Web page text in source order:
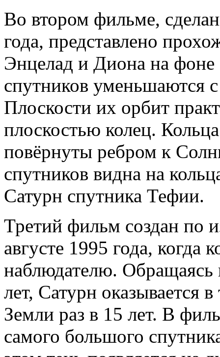
Во втором фильме,
года, представлено
Энцелад и Диона на
спутников уменьшаются
Плоскости их орбит
плоскостью колец.
повёрнуты ребром к
спутников видна на
Сатурн спутника Тефии.
Третий фильм создан по
августе 1995 года,
наблюдателю. Обращаясь
лет, Сатурн оказывается
Земли раз в 15 лет. В
самого большого